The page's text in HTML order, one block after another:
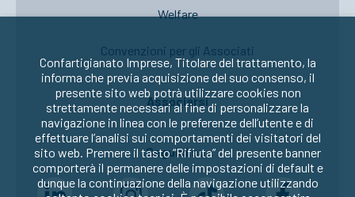
Welfare
Convenzioni per gli Associati
Associarsi
Seguici su:
Confartigianato Imprese, Titolare del trattamento, la
informa che previa acquisizione del suo consenso, il
presente sito web potrà utilizzare cookies non
strettamente necessari al fine di personalizzare la
navigazione in linea con le preferenze dell’utente e di
effettuare l’analisi sui comportamenti dei visitatori del
sito web. Premere il tasto “Rifiuta” del presente banner
comporterà il permanere delle impostazioni di default e
dunque la continuazione della navigazione utilizzando